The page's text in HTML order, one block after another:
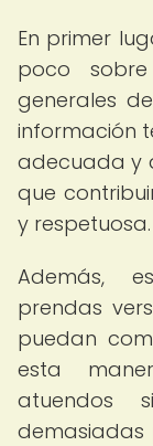
En primer
poco
generales
información
adecuada y
que
y respetuosa.
Además,
prendas
puedan
esta
atuendos
demasiadas